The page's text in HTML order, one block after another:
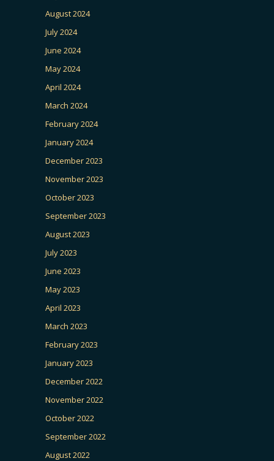
August 2024
July 2024
June 2024
May 2024
April 2024
March 2024
February 2024
January 2024
December 2023
November 2023
October 2023
September 2023
August 2023
July 2023
June 2023
May 2023
April 2023
March 2023
February 2023
January 2023
December 2022
November 2022
October 2022
September 2022
August 2022